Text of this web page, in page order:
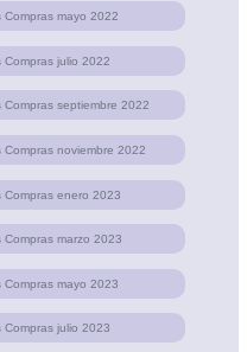
Compras mayo 2022
Compras julio 2022
Compras septiembre 2022
Compras noviembre 2022
Compras enero 2023
Compras marzo 2023
Compras mayo 2023
Compras julio 2023